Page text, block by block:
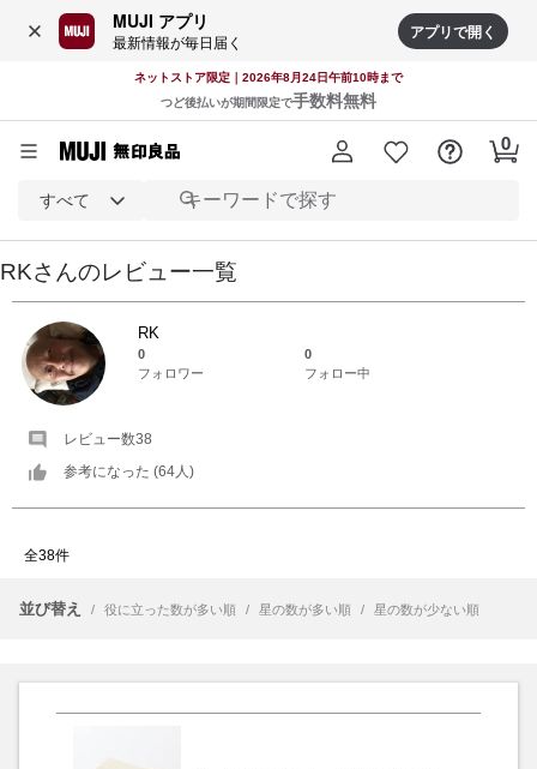
MUJI アプリ
最新情報が毎日届く アプリで開く
ネットストア限定｜2026年8月24日午前10時まで
つど後払いが期間限定で手数料無料
すべて
RKさんのレビュー一覧
RK
0
0
フォロワー
フォロー中
レビュー数38
参考になった (64 人)
全38件
並び替え / 役に立った数が多い順 / 星の数が多い順 / 星の数が少ない順